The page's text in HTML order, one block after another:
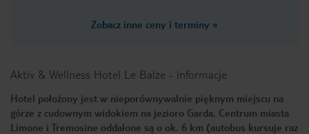
Zobacz inne ceny i terminy »
Aktiv & Wellness Hotel Le Balze - informacje
Hotel położony jest w nieporównywalnie pięknym miejscu na
górze z cudownym widokiem na jezioro Garda. Centrum miasta
Limone i Tremosine oddalone są o ok. 6 km (autobus kursuje raz